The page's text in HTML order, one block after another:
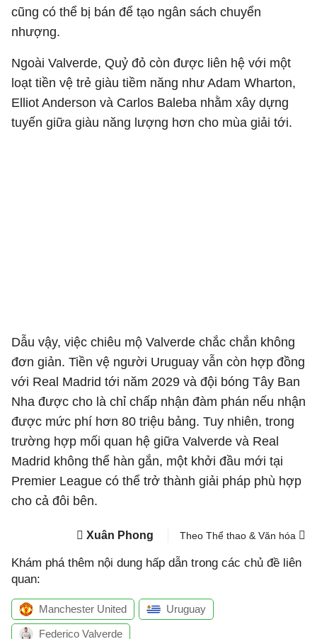
cũng có thể bị bán để tạo ngân sách chuyển
nhượng.
Ngoài Valverde, Quỷ đỏ còn được liên hệ với một
loạt tiền vệ trẻ giàu tiềm năng như Adam Wharton,
Elliot Anderson và Carlos Baleba nhằm xây dựng
tuyến giữa giàu năng lượng hơn cho mùa giải tới.
Dẫu vậy, việc chiêu mộ Valverde chắc chắn không
đơn giản. Tiền vệ người Uruguay vẫn còn hợp đồng
với Real Madrid tới năm 2029 và đội bóng Tây Ban
Nha được cho là chỉ chấp nhận đàm phán nếu nhận
được mức phí hơn 80 triệu bảng. Tuy nhiên, trong
trường hợp mối quan hệ giữa Valverde và Real
Madrid không thể hàn gắn, một khởi đầu mới tại
Premier League có thể trở thành giải pháp phù hợp
cho cả đôi bên.
Xuân Phong Theo Thể thao & Văn hóa
Khám phá thêm nội dung hấp dẫn trong các chủ đề liên
quan:
Manchester United Uruguay
Federico Valverde